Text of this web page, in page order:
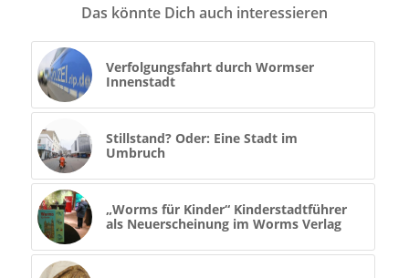
Das könnte Dich auch interessieren
Verfolgungsfahrt durch Wormser
Innenstadt
Stillstand? Oder: Eine Stadt im
Umbruch
„Worms für Kinder“ Kinderstadtführer
als Neuerscheinung im Worms Verlag